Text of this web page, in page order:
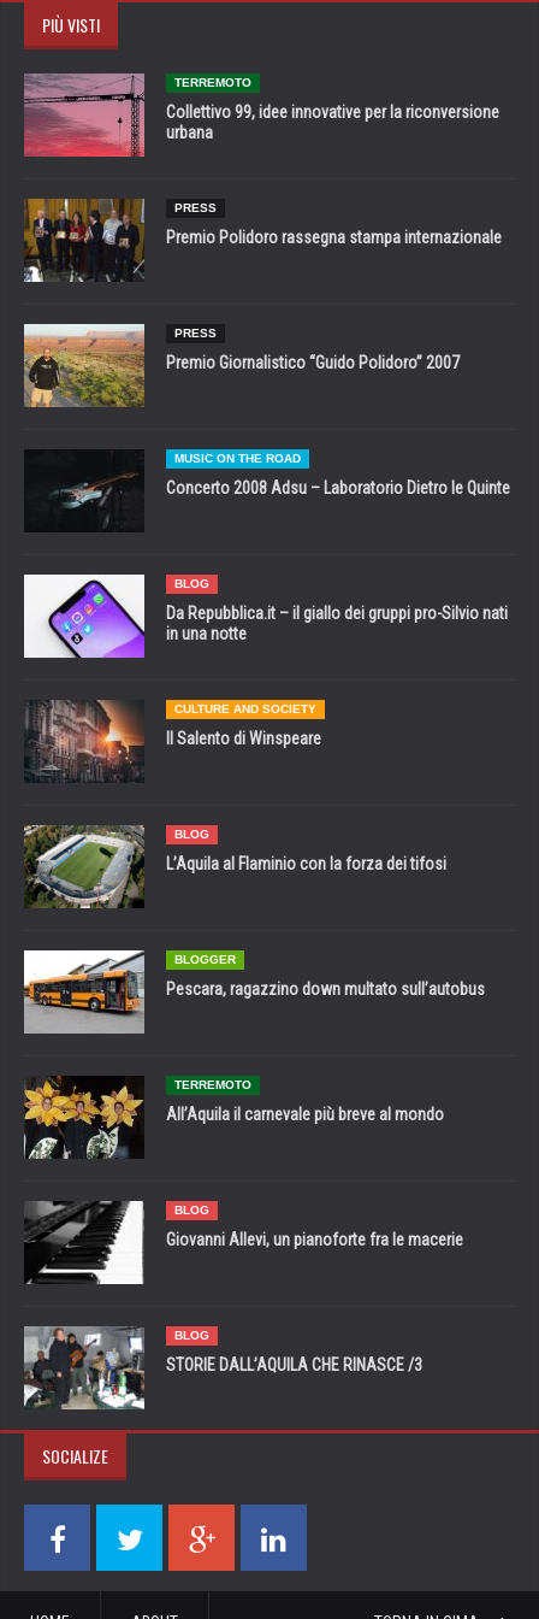
PIÙ VISTI
TERREMOTO
Collettivo 99, idee innovative per la riconversione
urbana
PRESS
Premio Polidoro rassegna stampa internazionale
PRESS
Premio Giornalistico “Guido Polidoro” 2007
MUSIC ON THE ROAD
Concerto 2008 Adsu – Laboratorio Dietro le Quinte
BLOG
Da Repubblica.it – il giallo dei gruppi pro-Silvio nati
in una notte
CULTURE AND SOCIETY
Il Salento di Winspeare
BLOG
L’Aquila al Flaminio con la forza dei tifosi
BLOGGER
Pescara, ragazzino down multato sull’autobus
TERREMOTO
All’Aquila il carnevale più breve al mondo
BLOG
Giovanni Allevi, un pianoforte fra le macerie
BLOG
STORIE DALL’AQUILA CHE RINASCE /3
SOCIALIZE